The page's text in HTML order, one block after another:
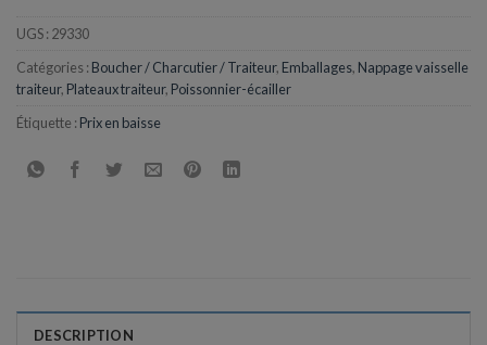
UGS : 29330
Catégories : Boucher / Charcutier / Traiteur, Emballages, Nappage vaisselle
traiteur, Plateaux traiteur, Poissonnier-écailler
Étiquette : Prix en baisse
DESCRIPTION